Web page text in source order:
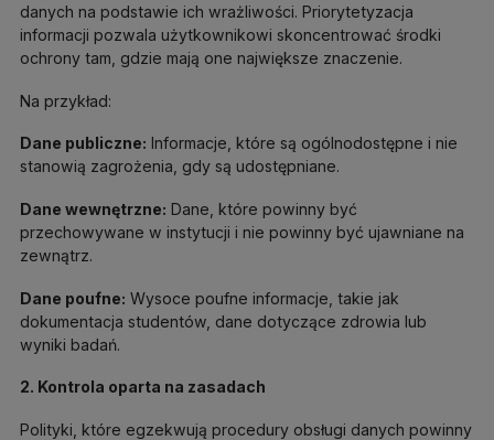
danych na podstawie ich wrażliwości. Priorytetyzacja
informacji pozwala użytkownikowi skoncentrować środki
ochrony tam, gdzie mają one największe znaczenie.
Na przykład:
Dane publiczne: Informacje, które są ogólnodostępne i nie
stanowią zagrożenia, gdy są udostępniane.
Dane wewnętrzne: Dane, które powinny być
przechowywane w instytucji i nie powinny być ujawniane na
zewnątrz.
Dane poufne: Wysoce poufne informacje, takie jak
dokumentacja studentów, dane dotyczące zdrowia lub
wyniki badań.
2. Kontrola oparta na zasadach
Polityki, które egzekwują procedury obsługi danych powinny